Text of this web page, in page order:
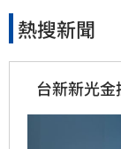
熱搜新聞
台新新光金